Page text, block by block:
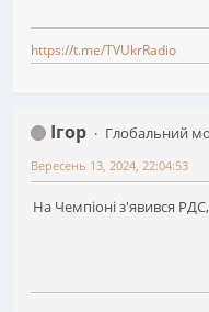
https://t.me/TVUkrRadio
Ігор
Глобальний
Вересень 13, 2024, 22:04:53
На Чемпіоні з'явився